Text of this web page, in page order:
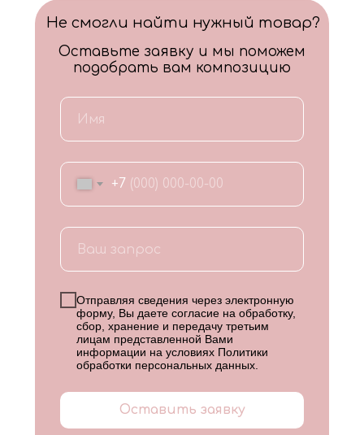
+7
Отправляя сведения через электронную
форму, Вы даете согласие на обработку,
сбор, хранение и передачу третьим
лицам представленной Вами
информации на условиях Политики
обработки персональных данных
Оставить заявку
Не смогли найти нужный товар?
Оставьте заявку и мы поможем
подобрать вам композицию